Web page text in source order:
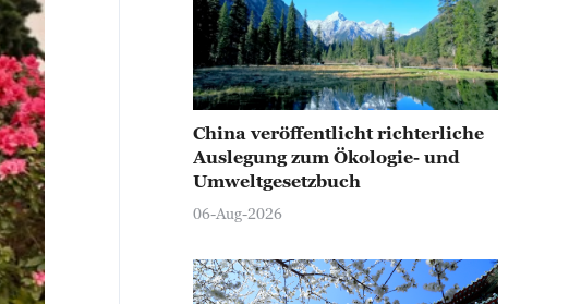
China veröffentlicht richterliche
Auslegung zum Ökologie- und
Umweltgesetzbuch
06-Aug-2026